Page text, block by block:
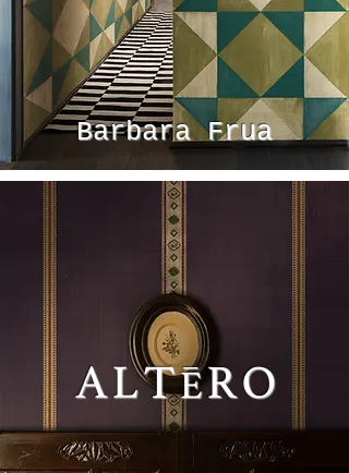
Barbara Frua
ALTERO